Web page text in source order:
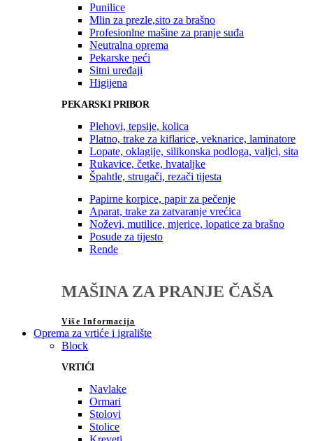
Punilice
Mlin za prezle,sito za brašno
Profesionlne mašine za pranje suđa
Neutralna oprema
Pekarske peći
Sitni uređaji
Higijena
PEKARSKI PRIBOR
Plehovi, tepsije, kolica
Platno, trake za kiflarice, veknarice, laminatore
Lopate, oklagije, silikonska podloga, valjci, sita
Rukavice, četke, hvataljke
Špahtle, strugači, rezači tijesta
Papirne korpice, papir za pečenje
Aparat, trake za zatvaranje vrećica
Noževi, mutilice, mjerice, lopatice za brašno
Posude za tijesto
Rende
MAŠINA ZA PRANJE ČAŠA
Više Informacija
Oprema za vrtiće i igralište
Block
VRTIĆI
Navlake
Ormari
Stolovi
Stolice